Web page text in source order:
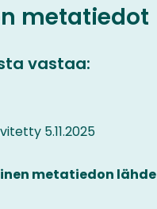
metatiedot
vastaa:
5.11.2025
metatiedon lähde